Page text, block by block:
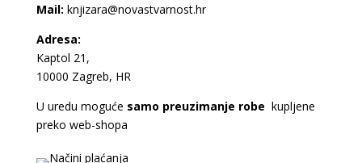
Mail: knjizara@novastvarnost.hr
Adresa:
Kaptol 21,
10000 Zagreb, HR
U uredu moguće samo preuzimanje robe kupljene
preko web-shopa